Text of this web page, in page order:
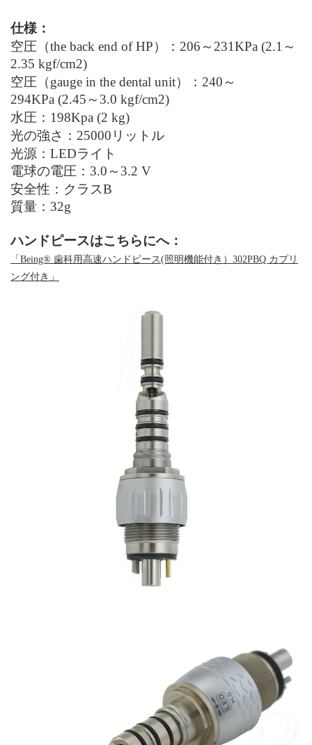
仕様 ：
空圧（the back end of HP）
： 206 ～ 231KPa (2.1 ～
2.35 kgf/cm2)
空圧（gauge in the dental unit）
： 240 ～
294KPa (2.45 ～ 3.0 kgf/cm2)
水圧 ： 198Kpa (2 kg)
光の強さ： 25000リットル
光源： LEDライト
電球の電圧 ： 3.0 ～ 3.2 V
安全性： クラスB
質量：32g
ハンドピースはこちらにへ：
「Being® 歯科用高速ハンドピース(照明機能付き）302PBQ カプリ
ング付き」